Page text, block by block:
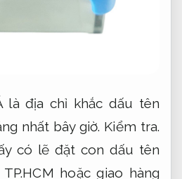
là địa chỉ khắc dấu tên
nhất bây giờ. Kiểm tra.
có lẽ đặt con dấu tên
hoặc giao hàng